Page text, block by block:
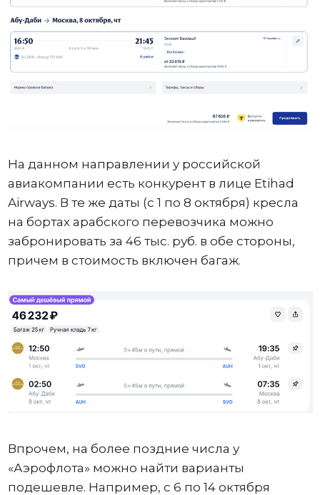
На данном направлении у российской
авиакомпании есть конкурент в лице Etihad
Airways. В те же даты (с 1 по 8 октября) кресла
на бортах арабского перевозчика можно
забронировать за 46 тыс. руб. в обе стороны,
причем в стоимость включен багаж.
Впрочем, на более поздние числа у
«Аэрофлота» можно найти варианты
подешевле. Например, с 6 по 14 октября